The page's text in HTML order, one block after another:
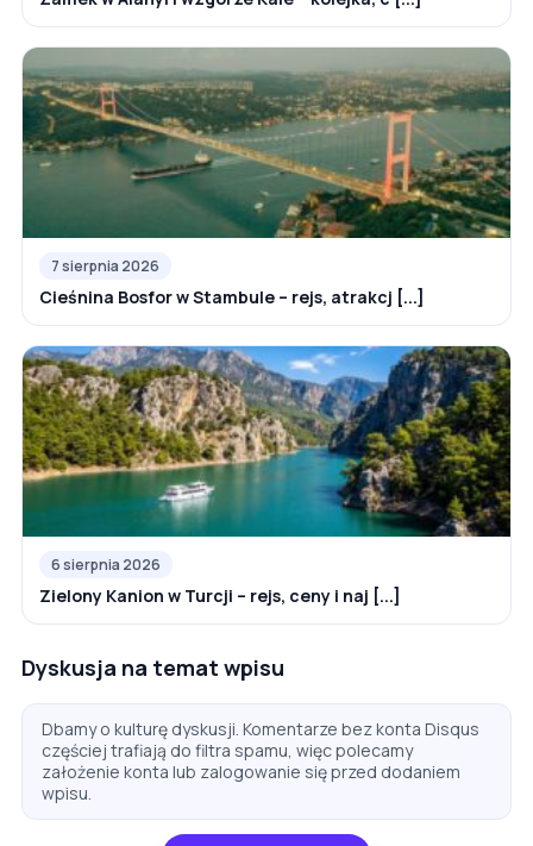
7 sierpnia 2026
Cieśnina Bosfor w Stambule – rejs, atrakcj [...]
6 sierpnia 2026
Zielony Kanion w Turcji – rejs, ceny i naj [...]
Dyskusja na temat wpisu
Dbamy o kulturę dyskusji. Komentarze bez konta Disqus
częściej trafiają do filtra spamu, więc polecamy
założenie konta lub zalogowanie się przed dodaniem
wpisu.